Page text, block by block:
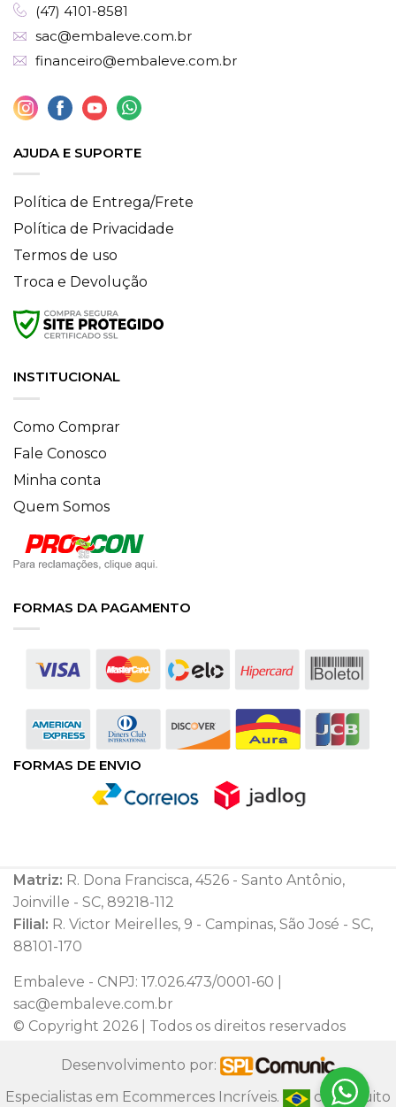
(47) 4101-8581
sac@embaleve.com.br
financeiro@embaleve.com.br
AJUDA E SUPORTE
Política de Entrega/Frete
Política de Privacidade
Termos de uso
Troca e Devolução
INSTITUCIONAL
Como Comprar
Fale Conosco
Minha conta
Quem Somos
FORMAS DA PAGAMENTO
FORMAS DE ENVIO
Matriz: R. Dona Francisca, 4526 - Santo Antônio,
Joinville - SC, 89218-112
Filial: R. Victor Meirelles, 9 - Campinas, São José - SC,
88101-170
Embaleve - CNPJ: 17.026.473/0001-60 |
sac@embaleve.com.br
© Copyright 2026 | Todos os direitos reservados
Desenvolvimento por:
Especialistas em Ecommerces Incríveis.
com muito